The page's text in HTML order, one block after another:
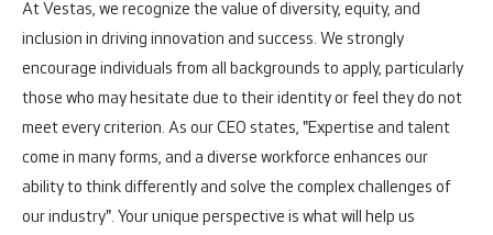
At Vestas, we recognize the value of diversity, equity, and
inclusion in driving innovation and success. We strongly
encourage individuals from all backgrounds to apply, particularly
those who may hesitate due to their identity or feel they do not
meet every criterion. As our CEO states, "Expertise and talent
come in many forms, and a diverse workforce enhances our
ability to think differently and solve the complex challenges of
our industry". Your unique perspective is what will help us